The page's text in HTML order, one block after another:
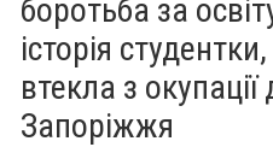
боротьба за
історія
втекла з окупації
Запоріжжя